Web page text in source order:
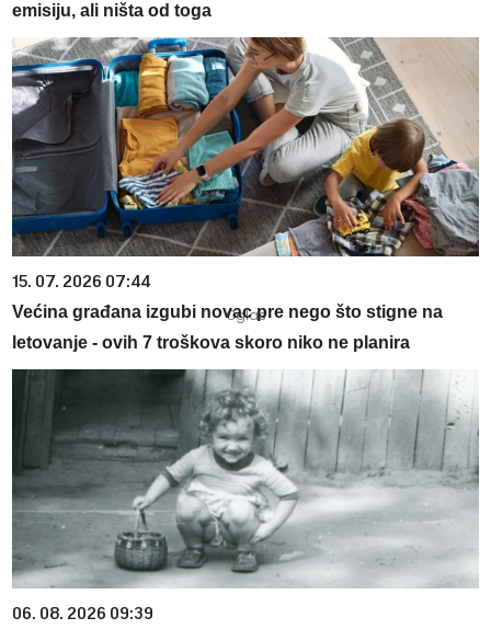
emisiju, ali ništa od toga
15. 07. 2026 07:44
Većina građana izgubi novac pre nego što stigne na
letovanje - ovih 7 troškova skoro niko ne planira
06. 08. 2026 09:39